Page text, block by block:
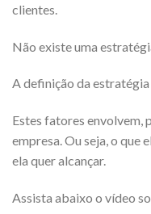
clientes.
Não existe uma
A definição da
Estes fatores envolvem,
empresa. Ou seja, o que
ela quer alcançar.
Assista abaixo o vídeo